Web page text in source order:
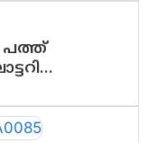
പത്ത്
കോയയുടെ